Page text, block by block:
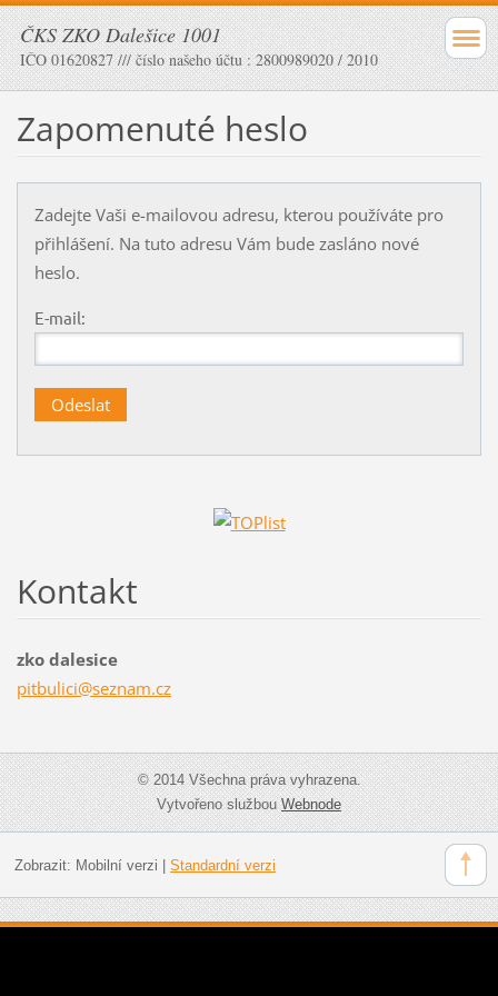
ČKS ZKO Dalešice 1001
IČO 01620827 /// číslo našeho účtu : 2800989020 / 2010
Zapomenuté heslo
Zadejte Vaši e-mailovou adresu, kterou používáte pro
přihlášení. Na tuto adresu Vám bude zasláno nové
heslo.
E-mail:
Kontakt
zko dalesice
pitbulici@seznam.cz
© 2014 Všechna práva vyhrazena.
Vytvořeno službouWebnode
Zobrazit: Mobilní verzi Standardní verzi